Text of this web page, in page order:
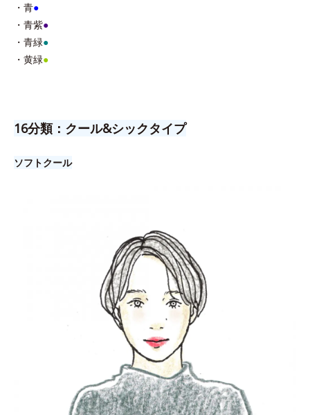
・青●
・青紫●
・青緑●
・黄緑●
16分類：クール&シックタイプ
ソフトクール